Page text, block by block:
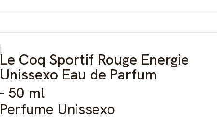
|
Le Coq Sportif Rouge Energie
Unissexo Eau de Parfum
- 50 ml
Perfume Unissexo